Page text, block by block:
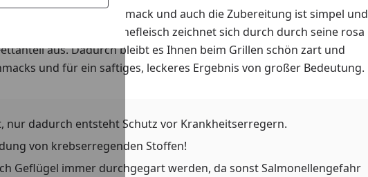
ist vielseitig im Geschmack und auch die Zubereitung ist simpel und
Frisches Schweinefleisch zeichnet sich durch durch seine rosa
aus. Dadurch bleibt es Ihnen beim Grillen schön zart und
und für ein saftiges, leckeres Ergebnis von großer Bedeutung.
dadurch entsteht Schutz vor Krankheitserregern.
von krebserregenden Stoffen!
Geflügel immer durchgegart werden, da sonst Salmonellengefahr